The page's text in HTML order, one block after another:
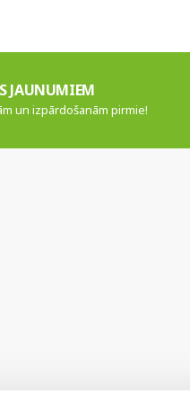
JAUNUMIEM
un izpārdošanām pirmie!